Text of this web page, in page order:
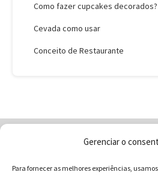
Gerenciar o
Para fornecer as melhores experiências,
Como fazer cupcakes decorados?
Cevada como usar
Conceito de Restaurante